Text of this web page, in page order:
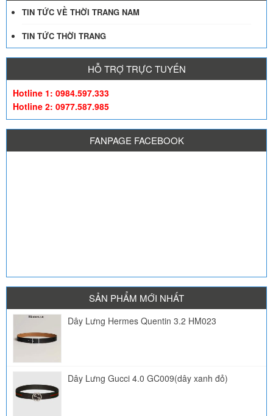
TIN TỨC VỀ THỜI TRANG NAM
TIN TỨC THỜI TRANG
HỖ TRỢ TRỰC TUYẾN
Hotline 1: 0984.597.333
Hotline 2: 0977.587.985
FANPAGE FACEBOOK
SẢN PHẨM MỚI NHẤT
Dây Lưng Hermes Quentin 3.2 HM023
Dây Lưng Gucci 4.0 GC009(dây xanh đỏ)